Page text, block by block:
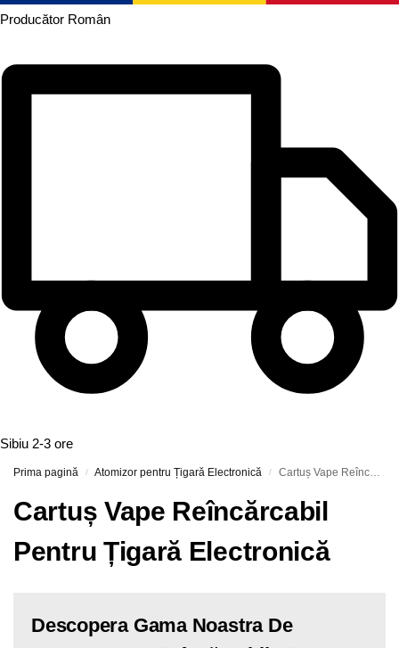
Producător Român
Sibiu 2-3 ore
Prima pagină / Atomizor pentru Țigară Electronică / Cartuș Vape Reîncărcabil Pentru Țigară Electronică
Cartuș Vape Reîncărcabil
Pentru Țigară Electronică
Descopera Gama Noastra De